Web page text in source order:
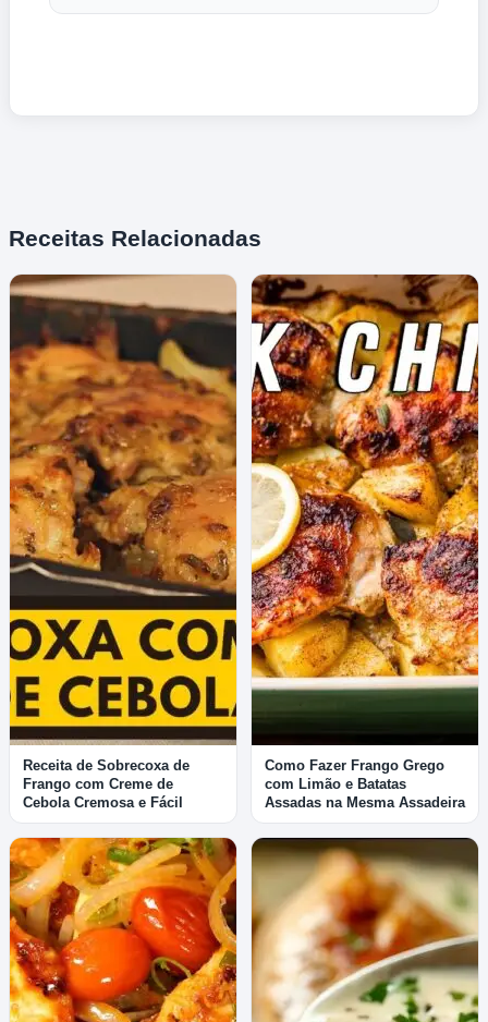
Receitas Relacionadas
Receita de Sobrecoxa de
Frango com Creme de
Cebola Cremosa e Fácil
Como Fazer Frango Grego
com Limão e Batatas
Assadas na Mesma Assadeira